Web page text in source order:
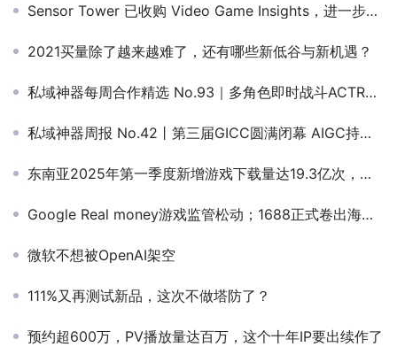
Sensor Tower 已收购 Video Game Insights，进一步扩展游戏情报
2021买量除了越来越难了，还有哪些新低谷与新机遇？
私域神器每周合作精选 No.93｜多角色即时战斗ACTRPG寻合作；优质游戏寻联运独代/渠道
私域神器周报 No.42丨第三届GICC圆满闭幕 AIGC持续出圈（附大厂招聘）
东南亚2025年第一季度新增游戏下载量达19.3亿次，成为全球第二大移动游戏市场
Google Real money游戏监管松动；1688正式卷出海；阿里大文娱CEO分管灵犀丨私域神器晚报
微软不想被OpenAI架空
111%又再测试新品，这次不做塔防了？
预约超600万，PV播放量达百万，这个十年IP要出续作了